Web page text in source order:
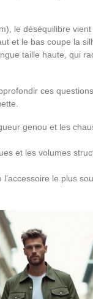
le déséquilibre
et le bas coupe la
taille haute, qui
ces
genou et les
et les volumes
le plus